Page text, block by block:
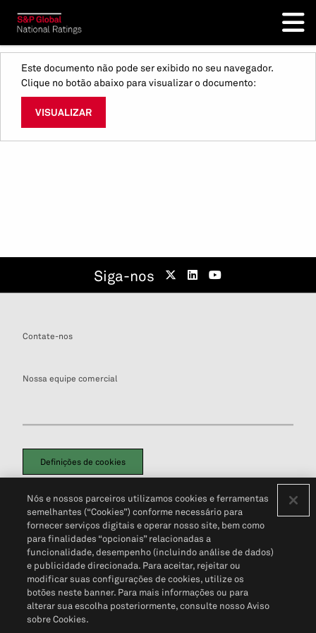
Este documento não pode ser exibido no seu navegador.
Clique no botão abaixo para visualizar o documento:
VISUALIZAR
Siga-nos
Contate-nos
Nossa equipe comercial
Definições de cookies
Política de PrivacidadePortal de privacidade do cliente (em inglês)
Não Venda Minhas Informações Pessoais© 2026 S&P Global
Nós e nossos parceiros utilizamos cookies e ferramentas
semelhantes (“Cookies”) conforme necessário para
fornecer serviços digitais e operar nosso site, bem como
para finalidades “opcionais” relacionadas a
funcionalidade, desempenho (incluindo análise de dados)
e publicidade direcionada. Para aceitar, rejeitar ou
modificar suas configurações de cookies, utilize os
botões neste banner. Para mais informações ou para
alterar sua escolha posteriormente, consulte nosso Aviso
sobre Cookies.